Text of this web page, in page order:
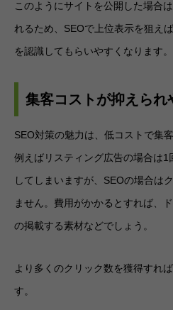
このようにサイトを公開した場合
れるため、SEOで上位表示を狙え
を認識してもらいやすくなります。
集客コストが抑えられ
SEO対策の魅力は、低コストで集
例えばリスティング広告の場合は
してしまいますが、SEOの場合は
ません。費用がかかるとすれば、
の掲載する素材などでしょう。
より多くのクリック数を獲得すれ
す。